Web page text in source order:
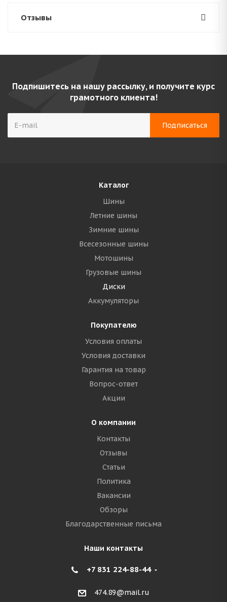
Отзывы
Подпишитесь на нашу рассылку, и получите курс
грамотного клиента!
Каталог
Шины
Летние шины
Зимние шины
Всесезонные шины
Мотошины
Грузовые шины
Диски
Аккумуляторы
Покупателю
Условия оплаты
Условия доставки
Гарантия на товар
Вопрос-ответ
Акции
О компании
Контакты
Отзывы
Статьи
Политика
Вакансии
Обзоры
Благодарственные письма
Наши контакты
+7 831 224-88-44
474.89@mail.ru